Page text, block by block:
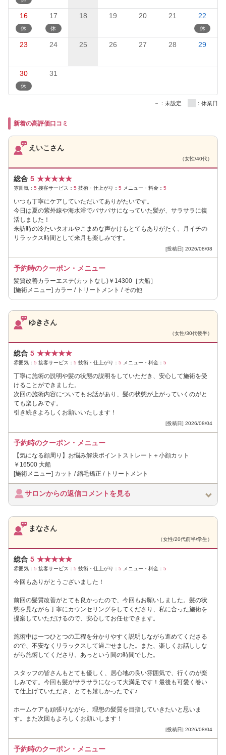
16 17 18 19 20 21 22
23 24 25 26 27 28 29
30 31
－：未設定 ：休業日
新着の高評価口コミ
えいこさん
（女性/40代）
総合 5 ★★★★★
雰囲気： 5 接客サービス： 5 技術・仕上がり： 5 メニュー・料金： 5
いつも丁寧にケアしていただいてありがたいです。
今日は夏の紫外線や海水浴でパサパサになっていた髪が、サラサラに復
活しました！
来訪時の冷たいタオルやこまめな声かけもとてもありがたく、月イチの
リラックス時間として来月も楽しみです。
[投稿日] 2026/08/08
予約時のクーポン・メニュー
髪質改善カラーエステ(カットなし)￥14300［大船］
[施術メニュー] カラー / トリートメント / その他
ゆきさん
（女性/30代後半）
総合 5 ★★★★★
雰囲気： 5 接客サービス： 5 技術・仕上がり： 5 メニュー・料金： 5
丁寧に施術の説明や髪の状態の説明をしていただき、安心して施術を受
けることができました。
次回の施術内容についてもお話があり、髪の状態が上がっていくのがと
ても楽しみです。
引き続きよろしくお願いいたします！
[投稿日] 2026/08/04
予約時のクーポン・メニュー
【気になる顔周り】お悩み解決ポイントストレート＋小顔カット
￥16500 大船
[施術メニュー] カット / 縮毛矯正 / トリートメント
サロンからの返信コメントを見る
まなさん
（女性/20代前半/学生）
総合 5 ★★★★★
雰囲気： 5 接客サービス： 5 技術・仕上がり： 5 メニュー・料金： 5
今回もありがとうございました！
前回の髪質改善がとても良かったので、今回もお願いしました。髪の状
態を見ながら丁寧にカウンセリングをしてくださり、私に合った施術を
提案していただけるので、安心してお任せできます。
施術中は一つひとつの工程を分かりやすく説明しながら進めてくださる
ので、不安なくリラックスして過ごせました。また、楽しくお話ししな
がら施術してくださり、あっという間の時間でした。
スタッフの皆さんもとても優しく、居心地の良い雰囲気で、行くのが楽
しみです。今回も髪がサラサラになって大満足です！最後も可愛く巻い
て仕上げていただき、とても嬉しかったです♪
ホームケアも頑張りながら、理想の髪質を目指していきたいと思いま
す。また次回もよろしくお願いします！
[投稿日] 2026/08/04
予約時のクーポン・メニュー